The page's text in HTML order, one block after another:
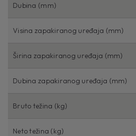
Dubina (mm)
Visina zapakiranog uređaja (mm)
Širina zapakiranog uređaja (mm)
Dubina zapakiranog uređaja (mm)
Bruto težina (kg)
Neto težina (kg)